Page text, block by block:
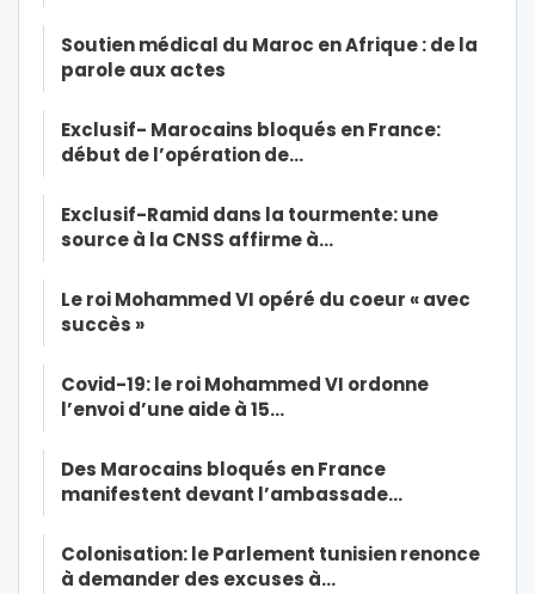
Soutien médical du Maroc en Afrique : de la
parole aux actes
Exclusif- Marocains bloqués en France:
début de l’opération de…
Exclusif-Ramid dans la tourmente: une
source à la CNSS affirme à…
Le roi Mohammed VI opéré du coeur « avec
succès »
Covid-19: le roi Mohammed VI ordonne
l’envoi d’une aide à 15…
Des Marocains bloqués en France
manifestent devant l’ambassade…
Colonisation: le Parlement tunisien renonce
à demander des excuses à…